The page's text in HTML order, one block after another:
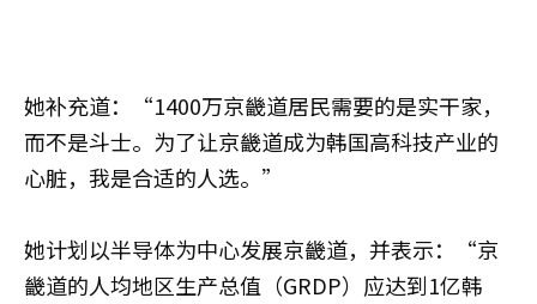
她补充道：“1400万京畿道居民需要的是实干家，
而不是斗士。为了让京畿道成为韩国高科技产业的
心脏，我是合适的人选。”
她计划以半导体为中心发展京畿道，并表示：“京
畿道的人均地区生产总值（GRDP）应达到1亿韩